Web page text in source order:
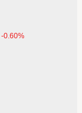
-0.60%